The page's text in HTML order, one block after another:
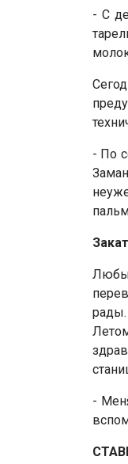
- С
- По
-